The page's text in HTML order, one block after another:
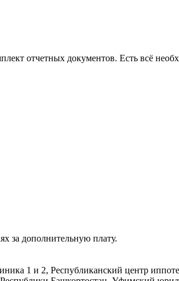
отчетных докумeнтов. Еcть вcё
за дополнительную плату.
1 и 2, Республиканский центр